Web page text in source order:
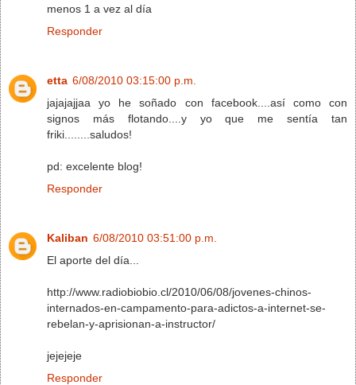
menos 1 a vez al día
Responder
etta 6/08/2010 03:15:00 p.m.
jajajajjaa yo he soñado con facebook....así como con
signos más flotando....y yo que me sentía tan
friki........saludos!
pd: excelente blog!
Responder
Kaliban 6/08/2010 03:51:00 p.m.
El aporte del día...
http://www.radiobiobio.cl/2010/06/08/jovenes-chinos-
internados-en-campamento-para-adictos-a-internet-se-
rebelan-y-aprisionan-a-instructor/
jejejeje
Responder